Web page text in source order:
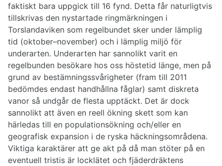
faktiskt bara uppgick till 16 fynd. Detta får naturligtvis
tillskrivas den nystartade ringmärkningen i
Torslandaviken som regelbundet sker under lämplig
tid (oktober–november) och i lämplig miljö för
underarten. Underarten har sannolikt varit en
regelbunden besökare hos oss höstetid länge, men på
grund av bestämningssvårigheter (fram till 2011
bedömdes endast handhållna fåglar) samt diskreta
vanor så undgår de flesta upptäckt. Det är dock
sannolikt att även en reell ökning skett som kan
härledas till en populationsökning och/eller en
geografisk expansion i de ryska häckningsområdena.
Viktiga karaktärer att ge akt på då man stöter på en
eventuell tristis är locklätet och fjäderdräktens